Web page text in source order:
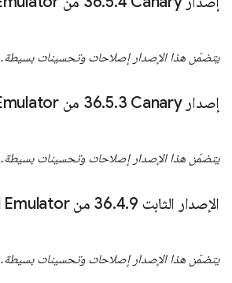
يتضمّن هذا الإصدار إصلاحات وتحسينات بسيطة.
إصدار Canary‏ 36 .5.3 من Android Emulator
يتضمّن هذا الإصدار إصلاحات وتحسينات بسيطة.
الإصدار الثابت 36 .4.9 من Android Emulator
يتضمّن هذا الإصدار إصلاحات وتحسينات بسيطة.